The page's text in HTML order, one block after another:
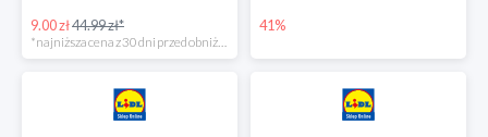
9.00 zł44.99 zł* 41%